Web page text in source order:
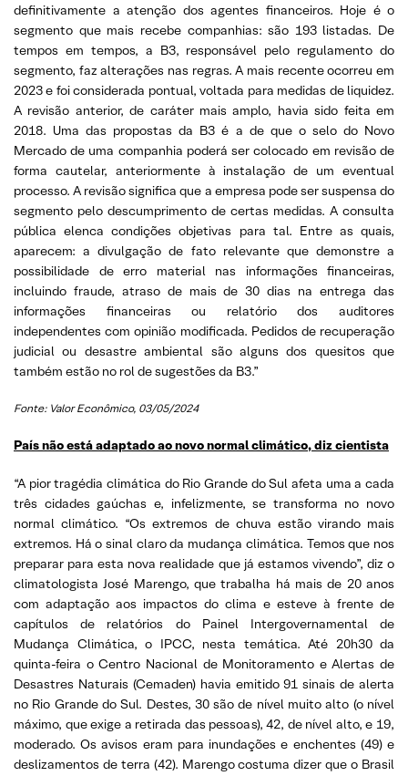
definitivamente a atenção dos agentes financeiros. Hoje é o
segmento que mais recebe companhias: são 193 listadas. De
tempos em tempos, a B3, responsável pelo regulamento do
segmento, faz alterações nas regras. A mais recente ocorreu em
2023 e foi considerada pontual, voltada para medidas de liquidez.
A revisão anterior, de caráter mais amplo, havia sido feita em
2018. Uma das propostas da B3 é a de que o selo do Novo
Mercado de uma companhia poderá ser colocado em revisão de
forma cautelar, anteriormente à instalação de um eventual
processo. A revisão significa que a empresa pode ser suspensa do
segmento pelo descumprimento de certas medidas. A consulta
pública elenca condições objetivas para tal. Entre as quais,
aparecem: a divulgação de fato relevante que demonstre a
possibilidade de erro material nas informações financeiras,
incluindo fraude, atraso de mais de 30 dias na entrega das
informações financeiras ou relatório dos auditores
independentes com opinião modificada. Pedidos de recuperação
judicial ou desastre ambiental são alguns dos quesitos que
também estão no rol de sugestões da B3.”
Fonte: Valor Econômico, 03/05/2024
País não está adaptado ao novo normal climático, diz cientista
“A pior tragédia climática do Rio Grande do Sul afeta uma a cada
três cidades gaúchas e, infelizmente, se transforma no novo
normal climático. “Os extremos de chuva estão virando mais
extremos. Há o sinal claro da mudança climática. Temos que nos
preparar para esta nova realidade que já estamos vivendo”, diz o
climatologista José Marengo, que trabalha há mais de 20 anos
com adaptação aos impactos do clima e esteve à frente de
capítulos de relatórios do Painel Intergovernamental de
Mudança Climática, o IPCC, nesta temática. Até 20h30 da
quinta-feira o Centro Nacional de Monitoramento e Alertas de
Desastres Naturais (Cemaden) havia emitido 91 sinais de alerta
no Rio Grande do Sul. Destes, 30 são de nível muito alto (o nível
máximo, que exige a retirada das pessoas), 42, de nível alto, e 19,
moderado. Os avisos eram para inundações e enchentes (49) e
deslizamentos de terra (42). Marengo costuma dizer que o Brasil